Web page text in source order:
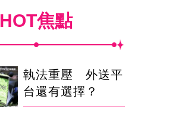
HOT焦點
執法重壓 外送平
台還有選擇？